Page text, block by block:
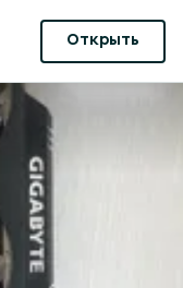
Открыть